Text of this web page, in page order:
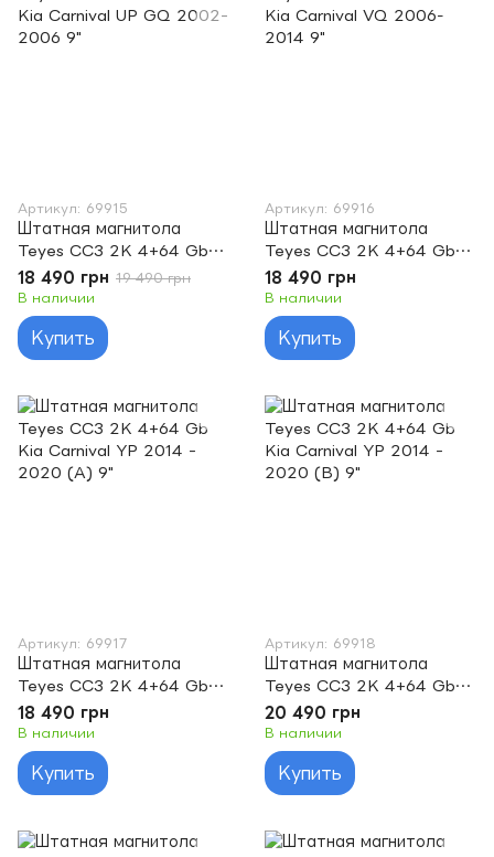
Артикул: 69915
Штатная магнитола
Teyes CC3 2K 4+64 Gb
Kia Carnival UP GQ 2002-
2006 9"
18 490 грн 19 490 грн
В наличии
Купить
Артикул: 69916
Штатная магнитола
Teyes CC3 2K 4+64 Gb
Kia Carnival VQ 2006-
2014 9"
18 490 грн
В наличии
Купить
Артикул: 69917
Штатная магнитола
Teyes CC3 2K 4+64 Gb
Kia Carnival YP 2014 -
2020 (A) 9"
18 490 грн
В наличии
Купить
Артикул: 69918
Штатная магнитола
Teyes CC3 2K 4+64 Gb
Kia Carnival YP 2014 -
2020 (B) 9"
20 490 грн
В наличии
Купить